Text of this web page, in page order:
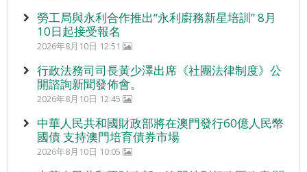
勞工局與永利合作推出“永利廚務新星培訓” 8月
10日起接受報名
2026年8月10日 12:51
行政法務司司長黃少澤出席《社團法律制度》公
開諮詢新聞發佈會。
2026年8月10日 12:45
中華人民共和國財政部將在澳門發行60億人民幣
國債 支持澳門培育債券市場
2026年8月10日 10:05